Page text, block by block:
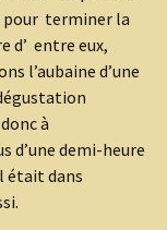
pour terminer la
d’ entre eux,
l’aubaine d’une
à
d’une demi-heure
était dans